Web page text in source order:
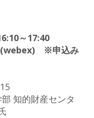
～17:40
(webex) ※申込み
知的財産センタ